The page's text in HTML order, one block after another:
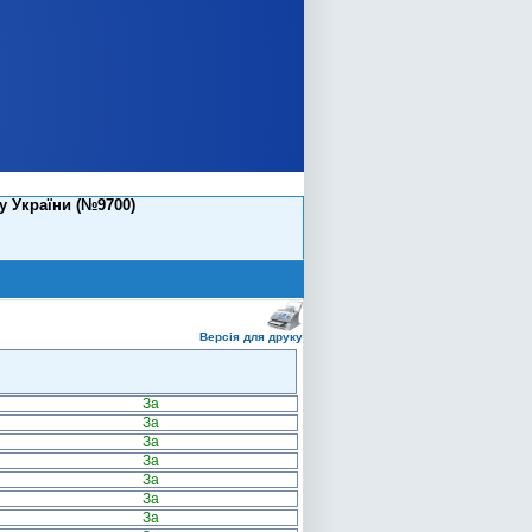
України (№9700)
Версія для друку
За
За
За
За
За
За
За